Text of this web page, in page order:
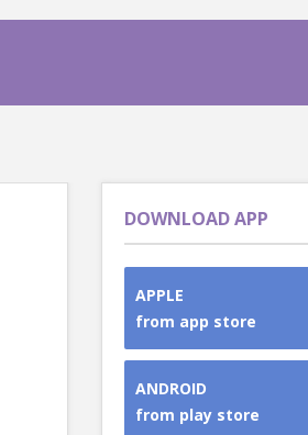
DOWNLOAD APP
APPLE
from app store
ANDROID
from play store